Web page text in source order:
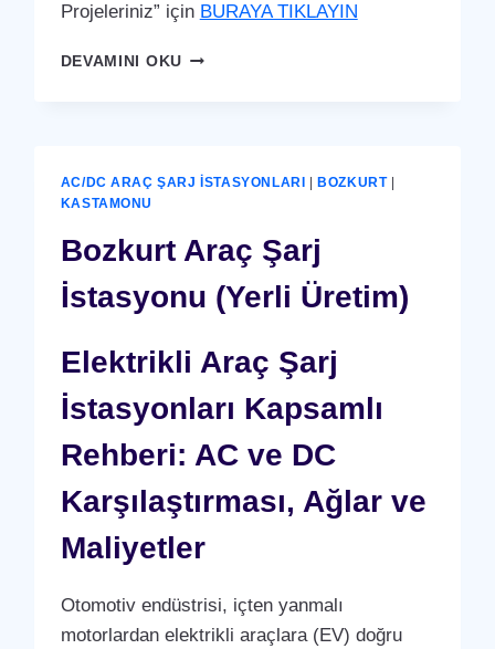
Projeleriniz” için BURAYA TIKLAYIN
DEVAMINI OKUBOZKURT
AC/DC ARAÇ ŞARJ İSTASYONLARI BOZKURT|
KASTAMONU
Bozkurt Araç Şarj
İstasyonu (Yerli Üretim)
Elektrikli Araç Şarj
İstasyonları Kapsamlı
Rehberi: AC ve DC
Karşılaştırması, Ağlar ve
Maliyetler
Otomotiv endüstrisi, içten yanmalı
motorlardan elektrikli araçlara (EV) doğru